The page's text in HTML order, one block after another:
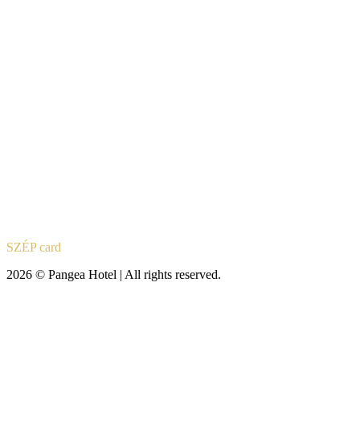
SZÉP card
2026 © Pangea Hotel | All rights reserved.